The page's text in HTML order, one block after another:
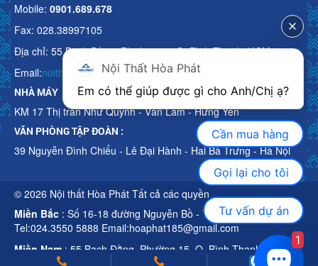
Mobile: 0901.689.678
Fax: 028.38997105
Địa chỉ: 55 Bạch Đằng, Phường 15, Q. Bình Thạnh, HCM
Email:noithathoaphattot@gmail.com
NHÀ MÁY
KM 17 Thị trấn Như Quỳnh - Văn Lâm - Hưng Yên
VĂN PHÒNG TẬP ĐOÀN :
39 Nguyễn Đình Chiểu - Lê Đại Hành - Hai Bà Trưng - Hà Nội
© 2026 Nội thất Hòa Phát Tất cả các quyền
Miền Bắc : Số 16-18 đường Nguyễn Bồ - TP Hà Nội
Tel:024.3550 5888 Email:hoaphat185@gmail.com
Miền Nam : 55 Bạch Đằng, Phường 15, Q. Bình Thạnh, HCM
Tel:028.3511 9211 Email:noithathoaphattot@gmail.com
Nội Thất Hòa Phát
Cần mua hàng
Gọi lại cho tôi
Tư vấn dự án
1